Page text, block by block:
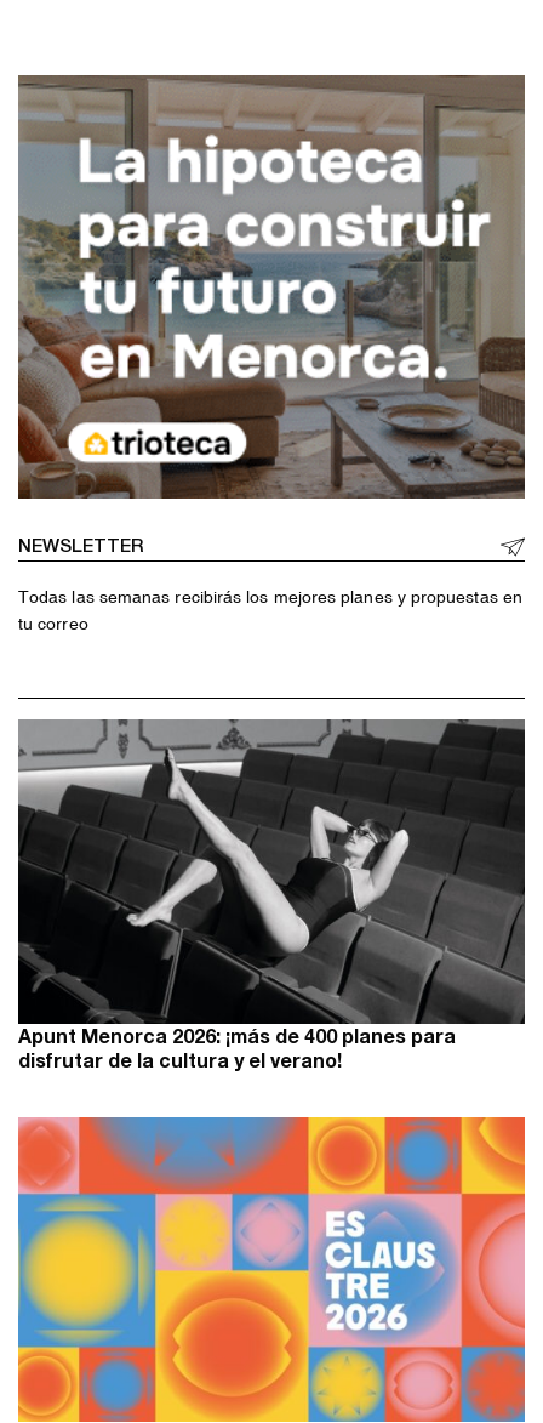
NEWSLETTER
Todas las semanas recibirás los mejores planes y propuestas en
tu correo
Apunt Menorca 2026: ¡más de 400 planes para
disfrutar de la cultura y el verano!